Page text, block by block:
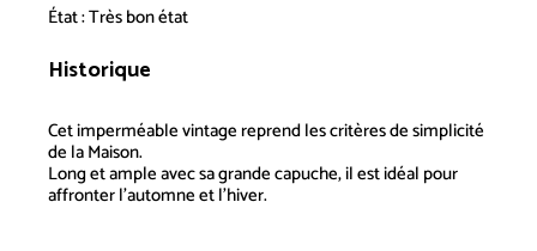
État : Très bon état
Historique
Cetimperméablevintage reprend les critères de simplicité
de la Maison.
Long et ample avec sa grande capuche, il est idéal pour
affronter l’automne et l’hiver.